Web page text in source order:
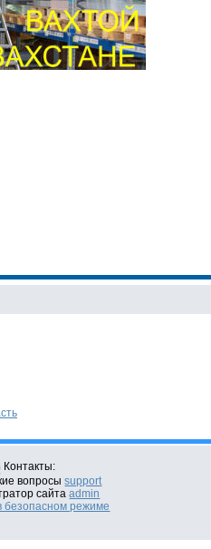
Контакты:
вопросыsupport
сайтаadmin
безопасном режиме